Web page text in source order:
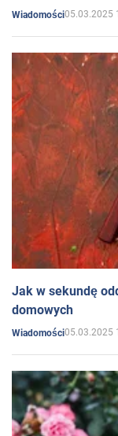
Wiadomości05.03.2025
Jak w sekundę
domowych
Wiadomości05.03.2025